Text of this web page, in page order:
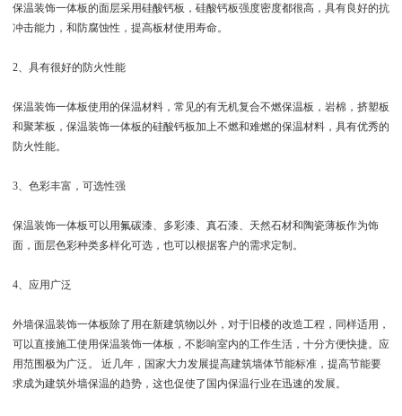
保温装饰一体板的面层采用硅酸钙板，硅酸钙板强度密度都很高，具有良好的抗
冲击能力，和防腐蚀性，提高板材使用寿命。
2、具有很好的防火性能
保温装饰一体板使用的保温材料，常见的有无机复合不燃保温板，岩棉，挤塑板
和聚苯板，保温装饰一体板的硅酸钙板加上不燃和难燃的保温材料，具有优秀的
防火性能。
3、色彩丰富，可选性强
保温装饰一体板可以用氟碳漆、多彩漆、真石漆、天然石材和陶瓷薄板作为饰
面，面层色彩种类多样化可选，也可以根据客户的需求定制。
4、应用广泛
外墙保温装饰一体板除了用在新建筑物以外，对于旧楼的改造工程，同样适用，
可以直接施工使用保温装饰一体板，不影响室内的工作生活，十分方便快捷。应
用范围极为广泛。 近几年，国家大力发展提高建筑墙体节能标准，提高节能要
求成为建筑外墙保温的趋势，这也促使了国内保温行业在迅速的发展。